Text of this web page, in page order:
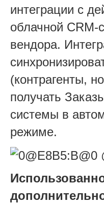
интеграции с
облачной CRM-
вендора.
(контрагенты,
получать
системы в
режиме.